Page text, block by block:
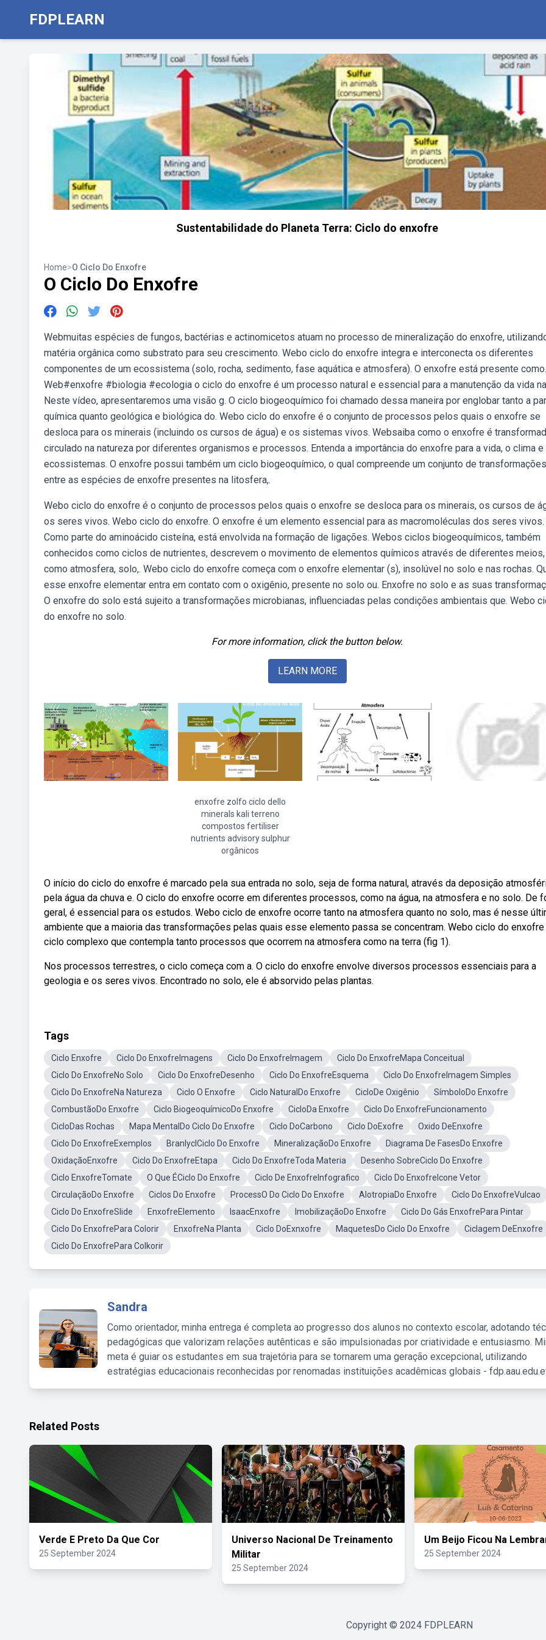
FDPLEARN
Sustentabilidade do Planeta Terra: Ciclo do enxofre
Home>O Ciclo Do Enxofre
O Ciclo Do Enxofre
Webmuitas espécies de fungos, bactérias e actinomicetos atuam no processo de mineralização do enxofre,
matéria orgânica como substrato para seu crescimento. Webo ciclo do enxofre integra e interconecta os diferentes
componentes de um ecossistema (solo, rocha, sedimento, fase aquática e atmosfera). O enxofre está presente como.
Web#enxofre #biologia #ecologia o ciclo do enxofre é um processo natural e essencial para a manutenção da vida
Neste vídeo, apresentaremos uma visão g. O ciclo biogeoquímico foi chamado dessa maneira por englobar tanto a
química quanto geológica e biológica do. Webo ciclo do enxofre é o conjunto de processos pelos quais o enxofre se
desloca para os minerais (incluindo os cursos de água) e os sistemas vivos. Websaiba como o enxofre é
circulado na natureza por diferentes organismos e processos. Entenda a importância do enxofre para a vida, o clima e
ecossistemas. O enxofre possui também um ciclo biogeoquímico, o qual compreende um conjunto de transformações
entre as espécies de enxofre presentes na litosfera,.
Webo ciclo do enxofre é o conjunto de processos pelos quais o enxofre se desloca para os minerais, os cursos de
os seres vivos. Webo ciclo do enxofre. O enxofre é um elemento essencial para as macromoléculas dos seres vivos.
Como parte do aminoácido cisteína, está envolvida na formação de ligações. Webos ciclos biogeoquímicos, também
conhecidos como ciclos de nutrientes, descrevem o movimento de elementos químicos através de diferentes meios,
como atmosfera, solo,. Webo ciclo do enxofre começa com o enxofre elementar (s), insolúvel no solo e nas rochas.
esse enxofre elementar entra em contato com o oxigênio, presente no solo ou. Enxofre no solo e as suas
O enxofre do solo está sujeito a transformações microbianas, influenciadas pelas condições ambientais que. Webo
do enxofre no solo.
For more information, click the button below.
LEARN MORE
enxofre zolfo ciclo dello
minerals kali terreno
compostos fertiliser
nutrients advisory sulphur
orgânicos
O início do ciclo do enxofre é marcado pela sua entrada no solo, seja de forma natural, através da deposição
pela água da chuva e. O ciclo do enxofre ocorre em diferentes processos, como na água, na atmosfera e no solo. De
geral, é essencial para os estudos. Webo ciclo de enxofre ocorre tanto na atmosfera quanto no solo, mas é nesse
ambiente que a maioria das transformações pelas quais esse elemento passa se concentram. Webo ciclo do enxofre
ciclo complexo que contempla tanto processos que ocorrem na atmosfera como na terra (fig 1).
Nos processos terrestres, o ciclo começa com a. O ciclo do enxofre envolve diversos processos essenciais para a
geologia e os seres vivos. Encontrado no solo, ele é absorvido pelas plantas.
Tags
Ciclo Enxofre Ciclo Do EnxofreImagens Ciclo Do EnxofreImagem
Ciclo Do EnxofreMapa Conceitual
Ciclo Do EnxofreNo Solo
Ciclo Do EnxofreDesenho Ciclo Do EnxofreEsquema
Ciclo Do EnxofreImagem Simples
Ciclo Do EnxofreNa Natureza
Ciclo O Enxofre Ciclo NaturalDo Enxofre CicloDe Oxigênio
SímboloDo Enxofre
CombustãoDo Enxofre
Ciclo BiogeoquímicoDo Enxofre CicloDa Enxofre
Ciclo Do EnxofreFuncionamento
CicloDas Rochas
Mapa MentalDo Ciclo Do Enxofre Ciclo DoCarbono Ciclo DoExofre
Oxido DeEnxofre
Ciclo Do EnxofreExemplos
BranlyclCiclo Do Enxofre MineralizaçãoDo Enxofre
Diagrama De FasesDo Enxofre
OxidaçãoEnxofre
Ciclo Do EnxofreEtapa Ciclo Do EnxofreToda Materia
Desenho SobreCiclo Do Enxofre
Ciclo EnxofreTomate
O Que ÉCiclo Do Enxofre Ciclo De EnxofreInfografico
Ciclo Do EnxofreIcone Vetor
CirculaçãoDo Enxofre
Ciclos Do Enxofre ProcessO Do Ciclo Do Enxofre AlotropiaDo Enxofre
Ciclo Do EnxofreVulcao
Ciclo Do EnxofreSlide
EnxofreElemento IsaacEnxofre ImobilizaçãoDo Enxofre
Ciclo Do Gás EnxofrePara Pintar
Ciclo Do EnxofrePara Colorir
EnxofreNa Planta Ciclo DoExnxofre MaquetesDo Ciclo Do Enxofre
Ciclagem DeEnxofre
Ciclo Do EnxofrePara Colkorir
Sandra
Como orientador, minha entrega é completa ao progresso dos alunos no contexto escolar, adotando
pedagógicas que valorizam relações autênticas e são impulsionadas por criatividade e entusiasmo.
meta é guiar os estudantes em sua trajetória para se tornarem uma geração excepcional, utilizando
estratégias educacionais reconhecidas por renomadas instituições acadêmicas globais -
Related Posts
Verde E Preto Da Que Cor
25 September 2024
Universo Nacional De Treinamento
Militar
25 September 2024
Um Beijo Ficou Na
25 September 2024
Copyright © 2024 FDPLEARN